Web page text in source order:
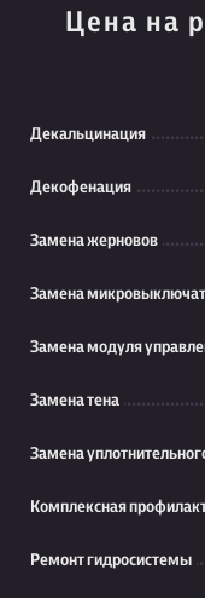
Цена на
Декальцинация
Декофенация
Замена жерновов
Замена
Замена модуля
Замена тена
Замена
Комплексная
Ремонт гидросистемы